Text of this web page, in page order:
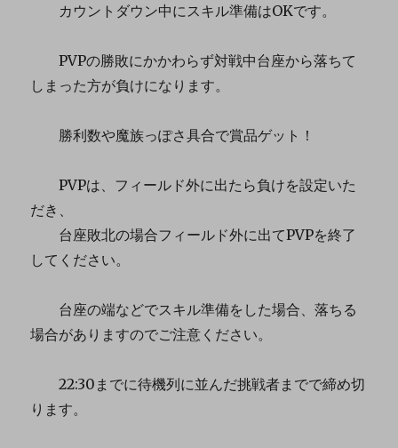
カウントダウン中にスキル準備はOKです。
PVPの勝敗にかかわらず対戦中台座から落ちて
しまった方が負けになります。
勝利数や魔族っぽさ具合で賞品ゲット！
PVPは、フィールド外に出たら負けを設定いた
だき、
台座敗北の場合フィールド外に出てPVPを終了
してください。
台座の端などでスキル準備をした場合、落ちる
場合がありますのでご注意ください。
22:30までに待機列に並んだ挑戦者までで締め切
ります。